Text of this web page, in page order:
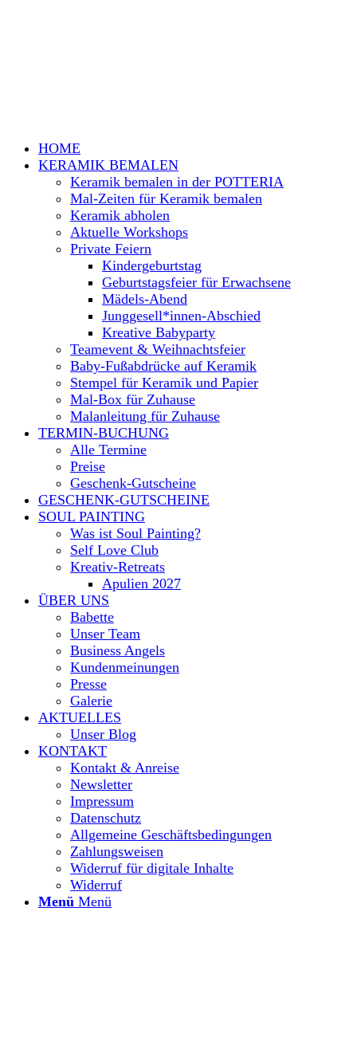
HOME
KERAMIK BEMALEN
Keramik bemalen in der POTTERIA
Mal-Zeiten für Keramik bemalen
Keramik abholen
Aktuelle Workshops
Private Feiern
Kindergeburtstag
Geburtstagsfeier für Erwachsene
Mädels-Abend
Junggesell*innen-Abschied
Kreative Babyparty
Teamevent & Weihnachtsfeier
Baby-Fußabdrücke auf Keramik
Stempel für Keramik und Papier
Mal-Box für Zuhause
Malanleitung für Zuhause
TERMIN-BUCHUNG
Alle Termine
Preise
Geschenk-Gutscheine
GESCHENK-GUTSCHEINE
SOUL PAINTING
Was ist Soul Painting?
Self Love Club
Kreativ-Retreats
Apulien 2027
ÜBER UNS
Babette
Unser Team
Business Angels
Kundenmeinungen
Presse
Galerie
AKTUELLES
Unser Blog
KONTAKT
Kontakt & Anreise
Newsletter
Impressum
Datenschutz
Allgemeine Geschäftsbedingungen
Zahlungsweisen
Widerruf für digitale Inhalte
Widerruf
Menü Menü